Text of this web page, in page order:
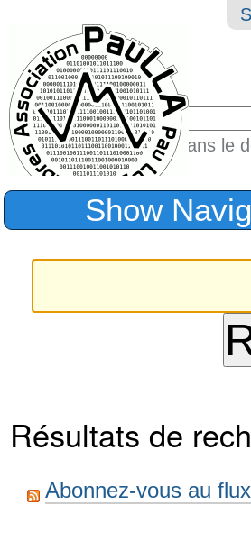
Chercher par
Seulement dans le
Recherche
Show
Résultats de
Abonnez-vous au